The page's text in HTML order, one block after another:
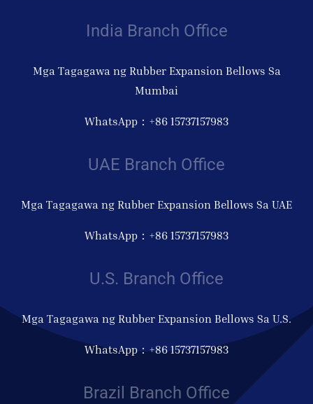
India Branch Office
Mga Tagagawa ng Rubber Expansion Bellows Sa
Mumbai
WhatsApp：+86 15737157983
UAE Branch Office
Mga Tagagawa ng Rubber Expansion Bellows Sa UAE
WhatsApp：+86 15737157983
U.S. Branch Office
Mga Tagagawa ng Rubber Expansion Bellows Sa U.S.
WhatsApp：+86 15737157983
Brazil Branch Office